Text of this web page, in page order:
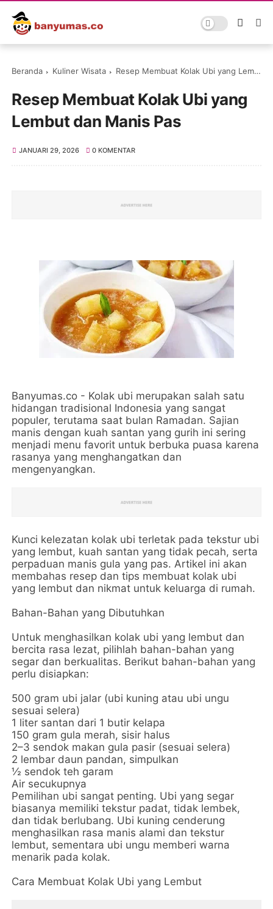
Beranda Kuliner Wisata Resep Membuat Kolak Ubi yang Lembut dan Manis Pas
Resep Membuat Kolak Ubi yang
Lembut dan Manis Pas
JANUARI 29, 2026 0 KOMENTAR
Banyumas.co - Kolak ubi merupakan salah satu
hidangan tradisional Indonesia yang sangat
populer, terutama saat bulan Ramadan. Sajian
manis dengan kuah santan yang gurih ini sering
menjadi menu favorit untuk berbuka puasa karena
rasanya yang menghangatkan dan
mengenyangkan.
Kunci kelezatan kolak ubi terletak pada tekstur ubi
yang lembut, kuah santan yang tidak pecah, serta
perpaduan manis gula yang pas. Artikel ini akan
membahas resep dan tips membuat kolak ubi
yang lembut dan nikmat untuk keluarga di rumah.
Bahan-Bahan yang Dibutuhkan
Untuk menghasilkan kolak ubi yang lembut dan
bercita rasa lezat, pilihlah bahan-bahan yang
segar dan berkualitas. Berikut bahan-bahan yang
perlu disiapkan:
500 gram ubi jalar (ubi kuning atau ubi ungu
sesuai selera)
1 liter santan dari 1 butir kelapa
150 gram gula merah, sisir halus
2–3 sendok makan gula pasir (sesuai selera)
2 lembar daun pandan, simpulkan
½ sendok teh garam
Air secukupnya
Pemilihan ubi sangat penting. Ubi yang segar
biasanya memiliki tekstur padat, tidak lembek,
dan tidak berlubang. Ubi kuning cenderung
menghasilkan rasa manis alami dan tekstur
lembut, sementara ubi ungu memberi warna
menarik pada kolak.
Cara Membuat Kolak Ubi yang Lembut